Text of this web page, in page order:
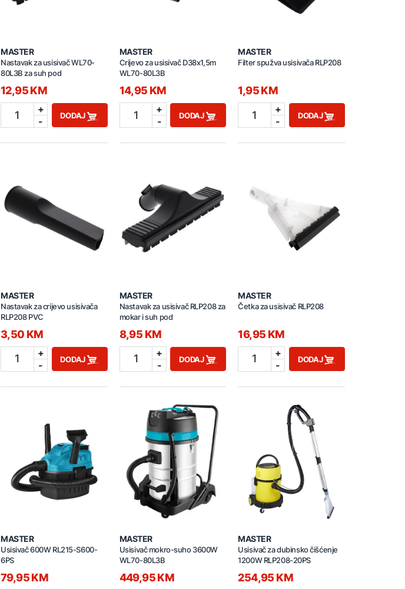
MASTER
Nastavak za usisivač WL70-
80L3B za suh pod
12,95 KM
1
+
-
DODAJ
MASTER
Crijevo za usisivač D38x1,5m
WL70-80L3B
14,95 KM
1
+
-
DODAJ
MASTER
Filter spužva usisivača RLP208
1,95 KM
1
+
-
DODAJ
MASTER
Nastavak za crijevo usisivača
RLP208 PVC
3,50 KM
1
+
-
DODAJ
MASTER
Nastavak za usisivač RLP208 za
mokar i suh pod
8,95 KM
1
+
-
DODAJ
MASTER
Četka za usisivač RLP208
16,95 KM
1
+
-
DODAJ
MASTER
Usisivač 600W RL215-S600-
6PS
79,95 KM
MASTER
Usisivač mokro-suho 3600W
WL70-80L3B
449,95 KM
MASTER
Usisivač za dubinsko čišćenje
1200W RLP208-20PS
254,95 KM